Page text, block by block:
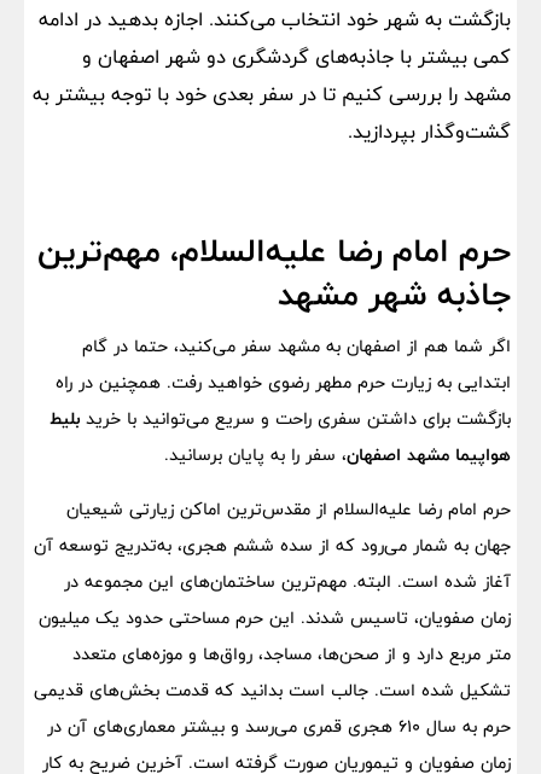
بازگشت به شهر خود انتخاب می‌کنند. اجازه بدهید در ادامه
کمی بیشتر با جاذبه‌های گردشگری دو شهر اصفهان و
مشهد را بررسی کنیم تا در سفر بعدی خود با توجه بیشتر به
گشت‌وگذار بپردازید.
حرم امام رضا علیه‌السلام، مهم‌ترین
جاذبه شهر مشهد
اگر شما هم از اصفهان به مشهد سفر می‌کنید، حتما در گام
ابتدایی به زیارت حرم مطهر رضوی خواهید رفت. همچنین در راه
بازگشت برای داشتن سفری راحت و سریع می‌توانید با خرید بلیط
هواپیما مشهد اصفهان، سفر را به پایان برسانید.
حرم امام رضا علیه‌السلام از مقدس‌ترین اماکن زیارتی شیعیان
جهان به شمار می‌رود که از سده ششم هجری، به‌تدریج توسعه آن
آغاز شده است. البته. مهم‌ترین ساختمان‌های این مجموعه در
زمان صفویان، تاسیس شدند. این حرم مساحتی حدود یک میلیون
متر مربع دارد و از صحن‌ها، مساجد، رواق‌ها و موزه‌های متعدد
تشکیل شده است. جالب است بدانید که قدمت بخش‌های قدیمی
حرم به سال ۶۱۰ هجری قمری می‌رسد و بیشتر معماری‌های آن در
زمان صفویان و تیموریان صورت گرفته است. آخرین ضریح به کار